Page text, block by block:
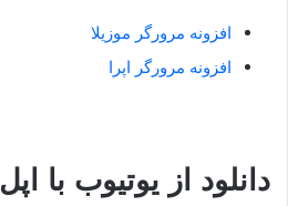
افزونه مرورگر موزیلا
افزونه مرورگر اپرا
دانلود از یوتیوب با اپل